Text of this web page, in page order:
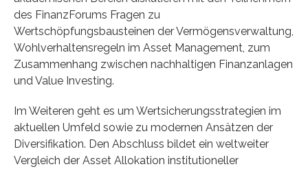
des FinanzForums Fragen zu
Wertschöpfungsbausteinen der Vermögensverwaltung,
Wohlverhaltensregeln im Asset Management, zum
Zusammenhang zwischen nachhaltigen Finanzanlagen
und Value Investing.
Im Weiteren geht es um Wertsicherungsstrategien im
aktuellen Umfeld sowie zu modernen Ansätzen der
Diversifikation. Den Abschluss bildet ein weltweiter
Vergleich der Asset Allokation institutioneller